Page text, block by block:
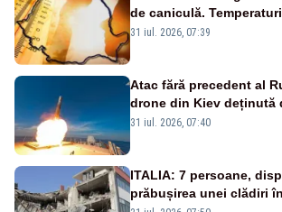
de caniculă.
de grade, iar nopțile
31 iul. 2026, 07:39
Atac fără precedent al
drone din Kiev deținută
americană, distrusă de o
31 iul. 2026, 07:40
ITALIA: 7 persoane,
prăbușirea unei clădiri